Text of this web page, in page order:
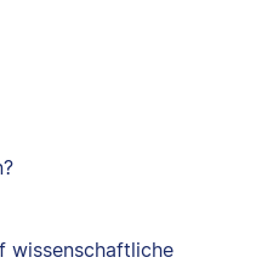
wissenschaftliche